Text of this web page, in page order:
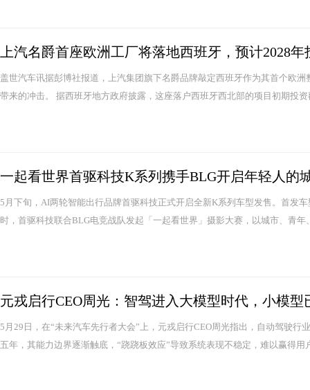
上汽名爵首座欧洲工厂将落地西班牙，预计2028年
盖世汽车讯据彭博社报道，上汽集团旗下名爵品牌敲定西班牙作为其首个欧
带来的冲击。 据西班牙地方政府披露，这座落户西班牙西北部的项目初期投
一起看世界首驱科技K系列携手BLG开启年轻人的
5月下旬，AI两轮智能出行品牌首驱科技正式开启全新K系列车型发售。首发
时，首驱科技联合BLG电竞战队发起「一起看世界」摄影大赛，以城市、青
元戎启行CEO周光：智驾进入大模型时代，小模型
5月29日，在“未来汽车先行者大会”上，元戎启行CEO周光指出，自动驾驶
五年，其能力边界逐渐触底，“跷跷板效应”导致系统表现不稳定，难以赢得